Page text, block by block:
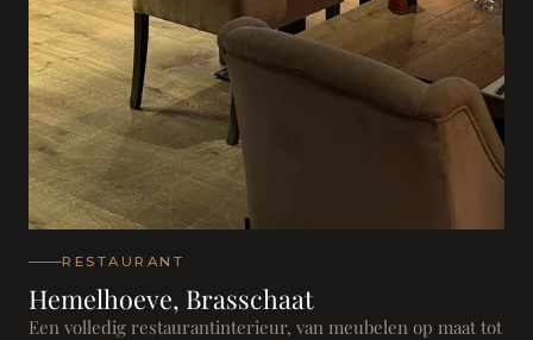
RESTAURANT
Hemelhoeve, Brasschaat
Een volledig restaurantinterieur, van meubelen op maat tot